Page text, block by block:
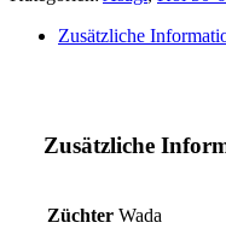
Zusätzliche
Zusätzliche
Züchter Wada